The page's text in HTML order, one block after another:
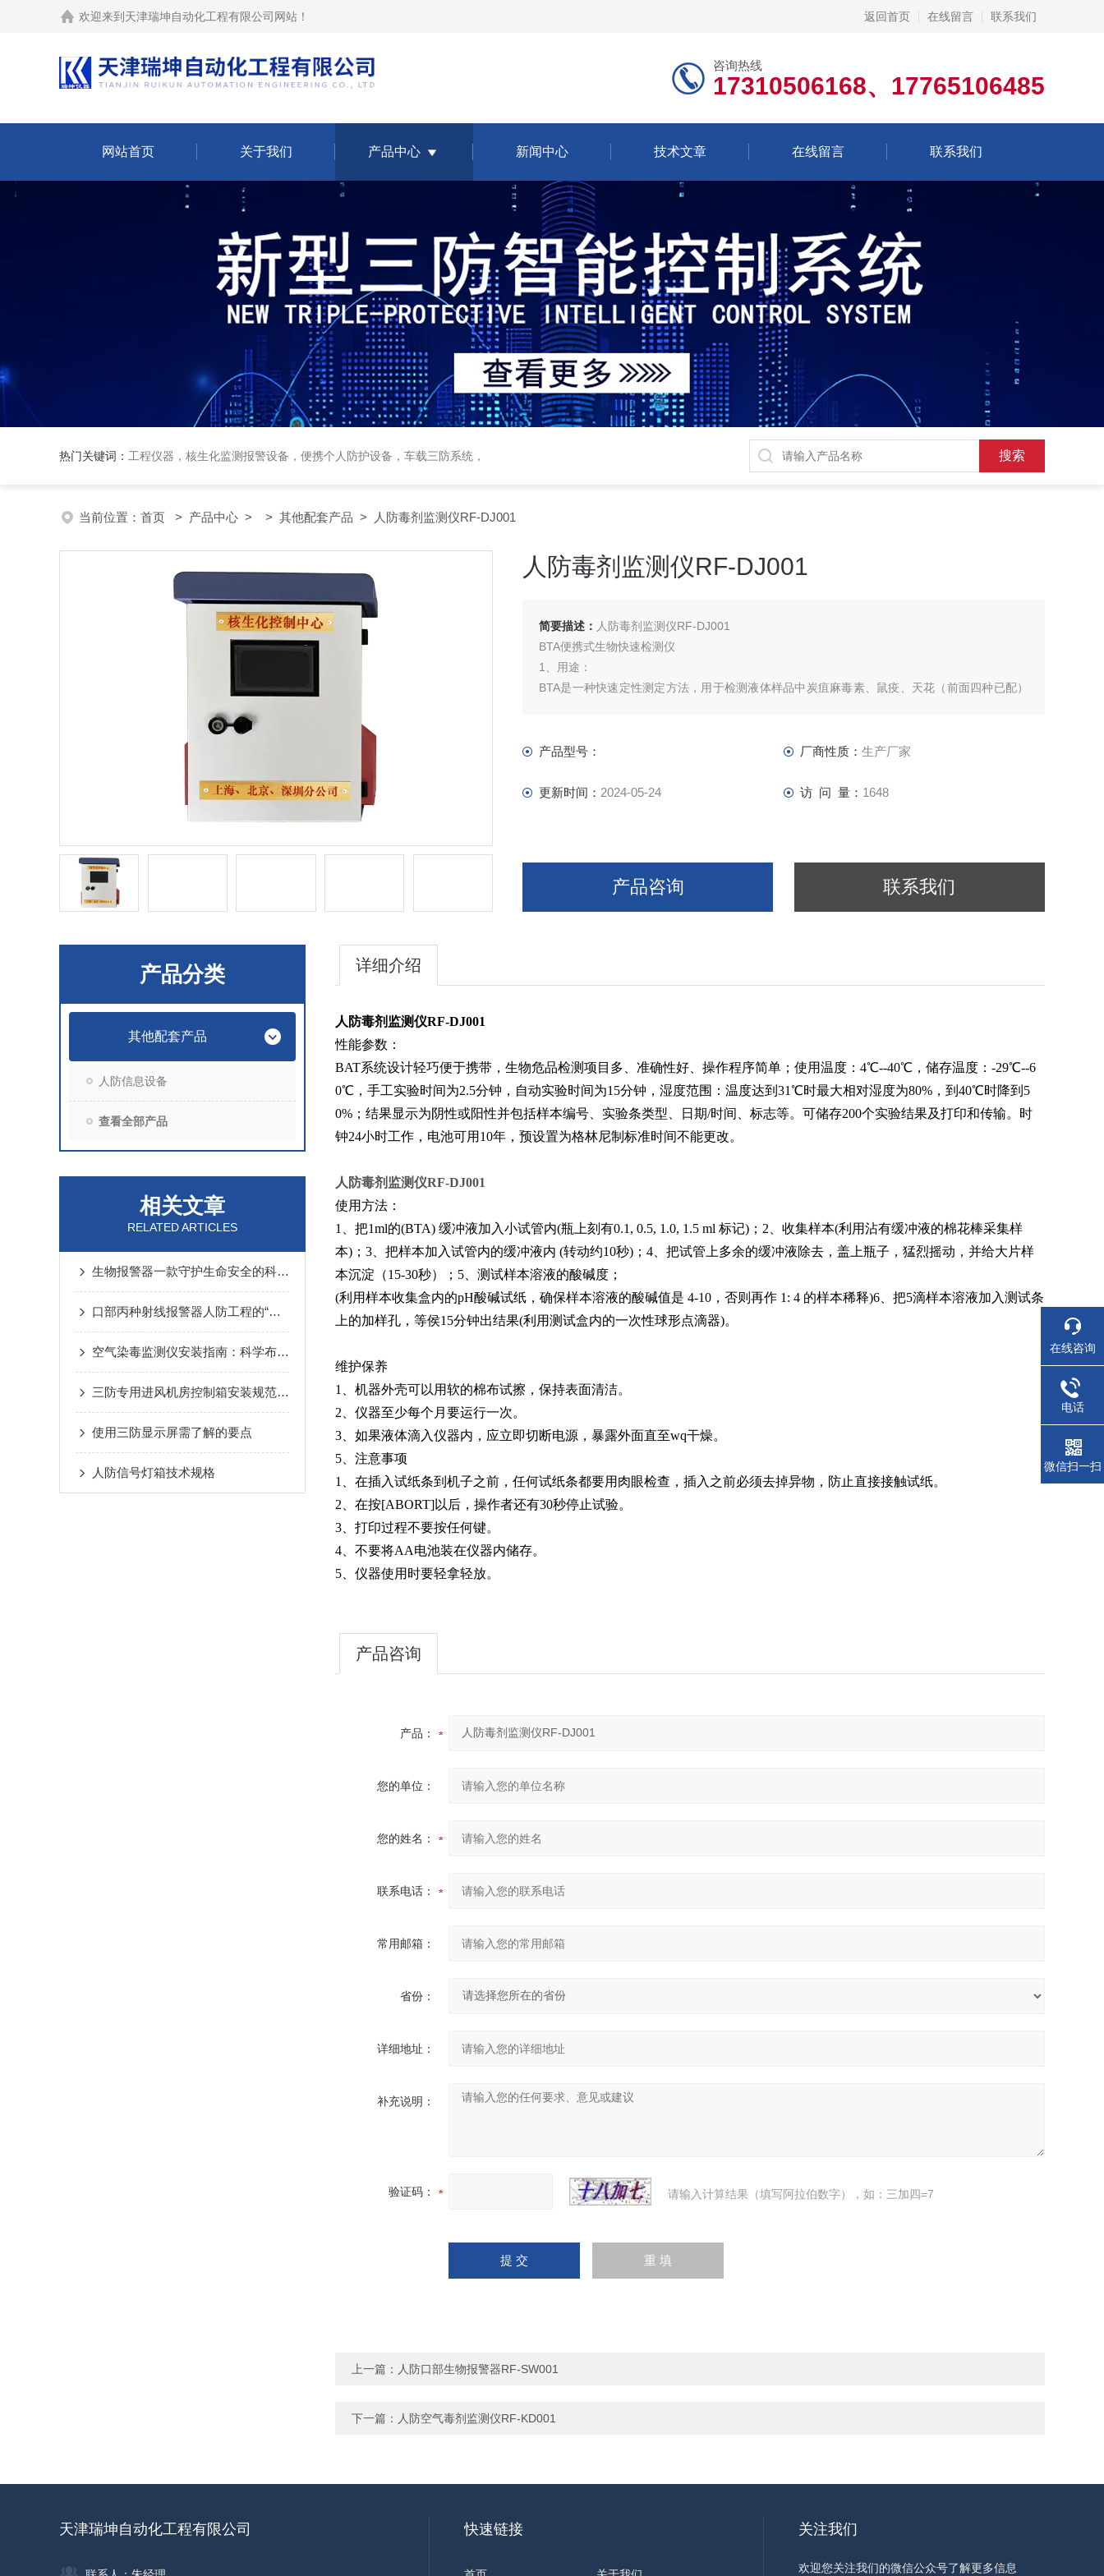
欢迎来到 天津瑞坤自动化工程有限公司网站 ！ 返回首页 在线留言 联系我们
咨询热线
17310506168、17765106485
网站首页 关于我们 产品中心 新闻中心 技术文章 在线留言 联系我们
热门关键词： 工程仪器，核生化监测报警设备，便携个人防护设备，车载三防系统，
当前位置： 首页 > 产品中心 > > 其他配套产品 > 人防毒剂监测仪RF-DJ001
人防毒剂监测仪RF-DJ001
简要描述： 人防毒剂监测仪RF-DJ001
BTA便携式生物快速检测仪
1、用途：
BTA是一种快速定性测定方法，用于检测液体样品中炭疽麻毒素、鼠疫、天花（前面四种已配）
产品型号： 厂商性质： 生产厂家
更新时间： 2024-05-24 访 问 量： 1648
产品咨询 联系我们
产品分类
其他配套产品
人防信息设备
查看全部产品
相关文章
RELATED ARTICLES
生物报警器一款守护生命安全的科技哨兵
口部丙种射线报警器人防工程的“核生化”哨兵
空气染毒监测仪安装指南：科学布局与规范操作的关键步骤
三防专用进风机房控制箱安装规范详解
使用三防显示屏需了解的要点
人防信号灯箱技术规格
详细介绍
人防毒剂监测仪RF-DJ001
性能参数：
BAT系统设计轻巧便于携带，生物危品检测项目多、准确性好、操作程序简单；使用温度：4℃--40℃，储存温度：-29℃--6
0℃，手工实验时间为2.5分钟，自动实验时间为15分钟，湿度范围：温度达到31℃时最大相对湿度为80%，到40℃时降到5
0%；结果显示为阴性或阳性并包括样本编号、实验条类型、日期/时间、标志等。可储存200个实验结果及打印和传输。时
钟24小时工作，电池可用10年，预设置为格林尼制标准时间不能更改。
人防毒剂监测仪RF-DJ001
使用方法：
1、把1ml的(BTA) 缓冲液加入小试管内(瓶上刻有0.1, 0.5, 1.0, 1.5 ml 标记)；2、收集样本(利用沾有缓冲液的棉花棒采集样
本)；3、把样本加入试管内的缓冲液内 (转动约10秒)；4、把试管上多余的缓冲液除去，盖上瓶子，猛烈摇动，并给大片样
本沉淀（15-30秒）；5、测试样本溶液的酸碱度；
(利用样本收集盒内的pH酸碱试纸，确保样本溶液的酸碱值是 4-10，否则再作 1: 4 的样本稀释)6、把5滴样本溶液加入测试条
上的加样孔，等侯15分钟出结果(利用测试盒内的一次性球形点滴器)。
维护保养
1、机器外壳可以用软的棉布试擦，保持表面清洁。
2、仪器至少每个月要运行一次。
3、如果液体滴入仪器内，应立即切断电源，暴露外面直至wq干燥。
5、注意事项
1、在插入试纸条到机子之前，任何试纸条都要用肉眼检查，插入之前必须去掉异物，防止直接接触试纸。
2、在按[ABORT]以后，操作者还有30秒停止试验。
3、打印过程不要按任何键。
4、不要将AA电池装在仪器内储存。
5、仪器使用时要轻拿轻放。
产品咨询
产品：
您的单位：
您的姓名：
联系电话：
常用邮箱：
省份：
详细地址：
补充说明：
验证码： 请输入计算结果（填写阿拉伯数字），如：三加四=7
上一篇： 人防口部生物报警器RF-SW001
下一篇： 人防空气毒剂监测仪RF-KD001
天津瑞坤自动化工程有限公司 快速链接 关注我们
欢迎您关注我们的微信公众号了解更多信息
在线咨询
电话
微信扫一扫